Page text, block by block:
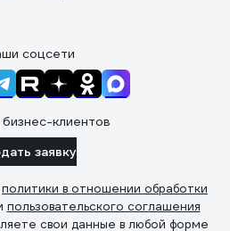
соцсети
клиентов
заявку
политики в отношении обработки
пользовательского соглашения
свои данные в любой форме